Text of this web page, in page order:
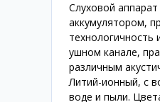
Слуховой
аккумулятором,
технологичность
ушном канале,
различным
Литий-ионный, с
воде и пыли.